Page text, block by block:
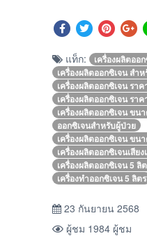
แท็ก:
เครื่องผลิตออ
เครื่องผลิตออกซิเจน สำ
เครื่องผลิตออกซิเจน ราค
เครื่องผลิตออกซิเจน ราค
เครื่องผลิตออกซิเจน ขน
ออกซิเจนสำหรับผู้ป่วย
เครื่องผลิตออกซิเจน ขน
เครื่องผลิตออกซิเจนเสียง
เครื่องผลิตออกซิเจน 5 ลิ
เครื่องทำออกซิเจน 5 ลิตร
23 กันยายน 2568
ผู้ชม 1984 ผู้ชม